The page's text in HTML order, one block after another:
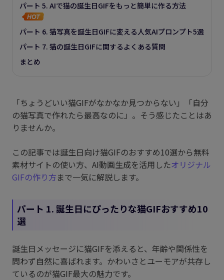
パート 5. AIで猫の誕生日GIFをもっと簡単に作る方法
パート 6. 猫写真を誕生日GIFに変える人気AIプロンプト5選
パート 7. 猫の誕生日GIFに関するよくある質問
まとめ
「ちょうどいい猫GIFがなかなか見つからない」「自分
の猫写真で作れたら最高なのに」。そう感じたことはあ
りませんか。
この記事では誕生日向け猫GIFのおすすめ10選から無料
素材サイトの使い方、AI動画生成を活用したオリジナル
GIFの作り方まで一気に解説します。
パート 1. 誕生日にぴったりな猫GIFおすすめ10
選
誕生日メッセージに猫GIFを添えると、年齢や関係性を
問わず自然に喜ばれます。かわいさとユーモアが共存し
ているのが猫GIF最大の魅力です。